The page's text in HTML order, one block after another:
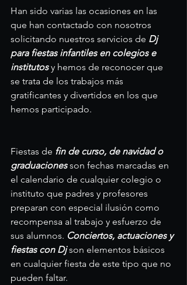
Han sido varias las ocasiones en las
que han contactado con nosotros
solicitando nuestros servicios de Dj
para fiestas infantiles en colegios e
institutos y hemos de reconocer que
se trata de los trabajos más
gratificantes y divertidos en los que
hemos participado.
Fiestas de fin de curso, de navidad o
graduaciones son fechas marcadas en
el calendario de cualquier colegio o
instituto que padres y profesores
preparan con especial ilusión como
recompensa al trabajo y esfuerzo de
sus alumnos. Conciertos, actuaciones y
fiestas con Dj son elementos básicos
en cualquier fiesta de este tipo que no
pueden faltar.